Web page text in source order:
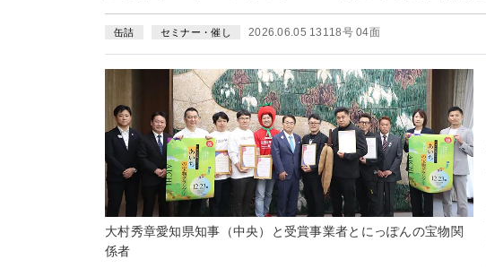
缶詰 セミナー・催し 2026.06.05 13118号 04面
大村秀章愛知県知事（中央）と受賞事業者とにっぽんの宝物関
係者